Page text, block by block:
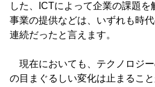
した、ICTによって企業の課題
事業の提供などは、いずれも時
連続だったと言えます。
現在においても、テクノロジ
の目まぐるしい変化は止まるこ